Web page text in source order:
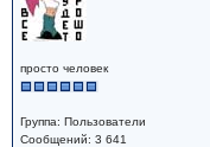
просто человек
Группа: Пользователи
Сообщений: 3 641